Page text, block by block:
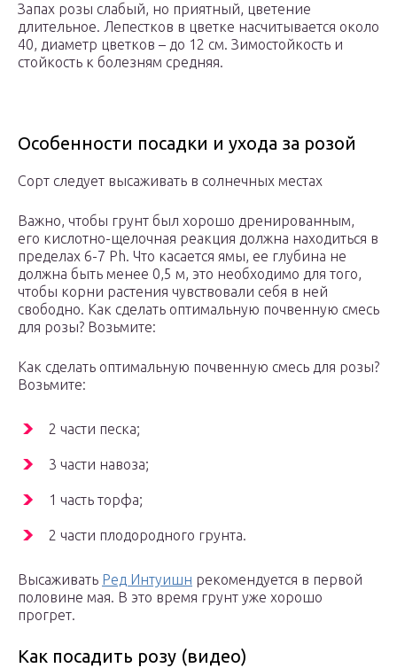
Запах розы слабый, но приятный, цветение
длительное. Лепестков в цветке насчитывается около
40, диаметр цветков – до 12 см. Зимостойкость и
стойкость к болезням средняя.
Особенности посадки и ухода за розой
Сорт следует высаживать в солнечных местах
Важно, чтобы грунт был хорошо дренированным,
его кислотно-щелочная реакция должна находиться в
пределах 6-7 Ph. Что касается ямы, ее глубина не
должна быть менее 0,5 м, это необходимо для того,
чтобы корни растения чувствовали себя в ней
свободно. Как сделать оптимальную почвенную смесь
для розы? Возьмите:
Как сделать оптимальную почвенную смесь для розы?
Возьмите:
2 части песка;
3 части навоза;
1 часть торфа;
2 части плодородного грунта.
Высаживать Ред Интуишн рекомендуется в первой
половине мая. В это время грунт уже хорошо
прогрет.
Как посадить розу (видео)